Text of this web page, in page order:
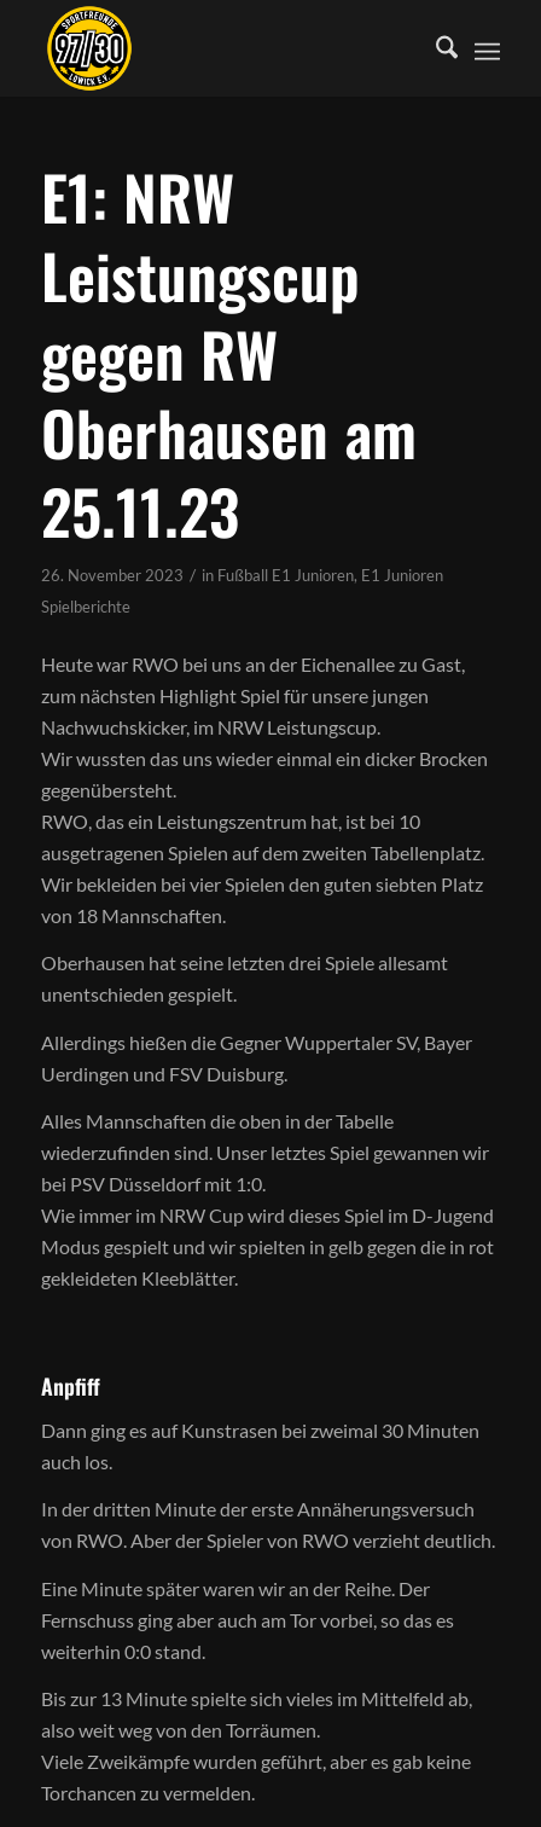
E1: NRW
Leistungscup
gegen RW
Oberhausen am
25.11.23
26. November 2023 / in Fußball E1 Junioren, E1 Junioren
Spielberichte
Heute war RWO bei uns an der Eichenallee zu Gast,
zum nächsten Highlight Spiel für unsere jungen
Nachwuchskicker, im NRW Leistungscup.
Wir wussten das uns wieder einmal ein dicker Brocken
gegenübersteht.
RWO, das ein Leistungszentrum hat, ist bei 10
ausgetragenen Spielen auf dem zweiten Tabellenplatz.
Wir bekleiden bei vier Spielen den guten siebten Platz
von 18 Mannschaften.
Oberhausen hat seine letzten drei Spiele allesamt
unentschieden gespielt.
Allerdings hießen die Gegner Wuppertaler SV, Bayer
Uerdingen und FSV Duisburg.
Alles Mannschaften die oben in der Tabelle
wiederzufinden sind. Unser letztes Spiel gewannen wir
bei PSV Düsseldorf mit 1:0.
Wie immer im NRW Cup wird dieses Spiel im D-Jugend
Modus gespielt und wir spielten in gelb gegen die in rot
gekleideten Kleeblätter.
Anpfiff
Dann ging es auf Kunstrasen bei zweimal 30 Minuten
auch los.
In der dritten Minute der erste Annäherungsversuch
von RWO. Aber der Spieler von RWO verzieht deutlich.
Eine Minute später waren wir an der Reihe. Der
Fernschuss ging aber auch am Tor vorbei, so das es
weiterhin 0:0 stand.
Bis zur 13 Minute spielte sich vieles im Mittelfeld ab,
also weit weg von den Torräumen.
Viele Zweikämpfe wurden geführt, aber es gab keine
Torchancen zu vermelden.